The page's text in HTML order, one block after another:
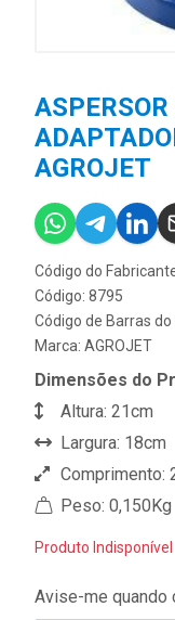
AGROJET
Código do
Código: 8795
Código de Barras
Marca: AGROJET
Dimensões do
Altura: 21cm
Largura: 18cm
Comprimento:
Peso: 0,150Kg
Produto Indisponível
Avise-me quando